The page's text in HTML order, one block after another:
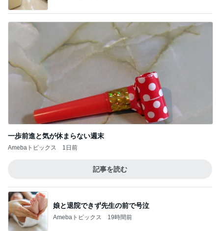
一歩前進と気が休まらない週末
Amebaトピックス 1日前
記事を読む
娘と退院できず先生の前で号泣
Amebaトピックス 19時間前